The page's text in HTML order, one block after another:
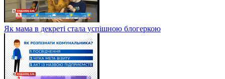
Як мама в декреті стала успішною блогеркою